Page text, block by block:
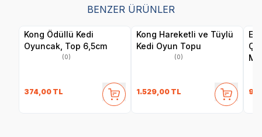
BENZER ÜRÜNLER
Kong Ödüllü Kedi
Oyuncak, Top 6,5cm
(0)
374,00 TL
Kong Hareketli ve Tüylü
Kedi Oyun Topu
(0)
1.529,00 TL